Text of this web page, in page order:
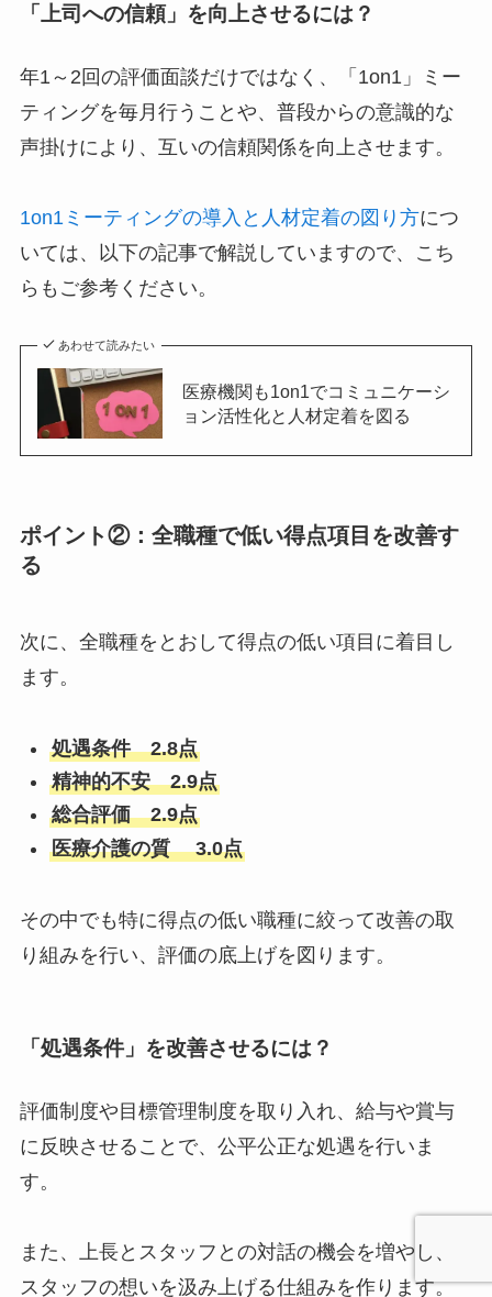
「 上司への信頼」を向上させるには？
年1～2回の評価面談だけではなく、「1on1」ミー
ティングを毎月行うことや、普段からの意識的な
声掛けにより、互いの信頼関係を向上させます。
1on1ミーティングの導入と人材定着の図り方につ
いては、以下の記事で解説していますので、こち
らもご参考ください。
あわせて読みたい
医療機関も1on1でコミュニケーシ
ョン活性化と人材定着を図る
ポイント②：全職種で低い得点項目を改善す
る
次に、全職種をとおして得点の低い項目に着目し
ます。
処遇条件 2.8点
精神的不安 2.9点
総合評価 2.9点
医療介護の質 3.0点
その中でも特に得点の低い職種に絞って改善の取
り組みを行い、評価の底上げを図ります。
「 処遇条件」を改善させるには？
評価制度や目標管理制度を取り入れ、給与や賞与
に反映させることで、公平公正な処遇を行いま
す。
また、上長とスタッフとの対話の機会を増やし、
スタッフの想いを汲み上げる仕組みを作ります。